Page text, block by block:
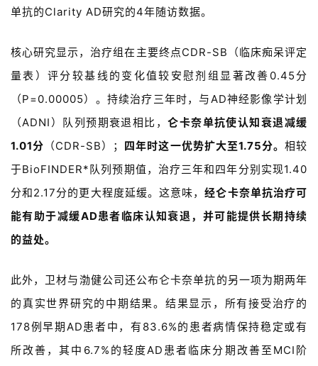
单抗的Clarity AD研究的4年随访数据。
核心研究显示，治疗组在主要终点CDR-SB （临床痴呆评定
量表）评分较基线的变化值较安慰剂组显著改善0.45分
（P=0.00005） 。持续治疗三年时，与AD神经影像学计划
（ADNI） 队列预期衰退相比，仑卡奈单抗使认知衰退减缓
1.01分 （CDR-SB） ； 四年时这一优势扩大至1.75分。 相较
于BioFINDER*队列预期值，治疗三年和四年分别实现1.40
分和2.17分的更大程度延缓。 这意味，经仑卡奈单抗治疗可
能有助于减缓AD患者临床认知衰退，并可能提供长期持续
的益处。
此外， 卫材与渤健公司还公布仑卡奈单抗的另一项为期两年
的真实世界研究的中期结果。 结果 显示 ， 所有接受治疗的
178例早期 AD患者中 ，有 83.6%的患者病情保持稳定或有
所改善，其中6.7%的轻度AD 患者临床分期改善至MCI阶